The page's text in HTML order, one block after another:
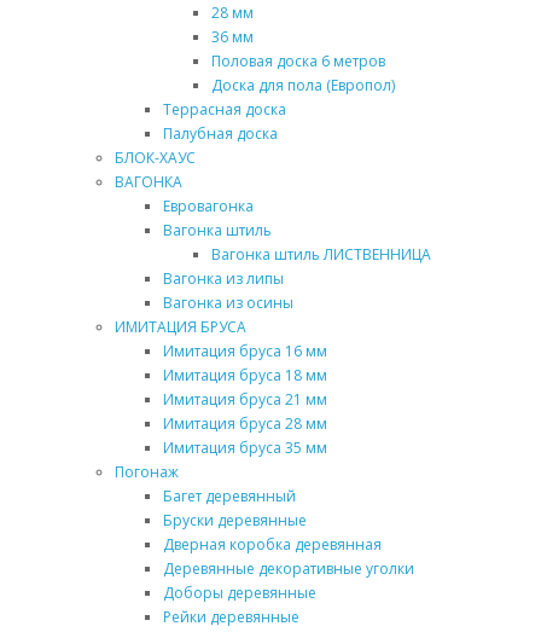
28 мм
36 мм
Половая доска 6 метров
Доска для пола (Европол)
Террасная доска
Палубная доска
БЛОК-ХАУС
ВАГОНКА
Евровагонка
Вагонка штиль
Вагонка штиль ЛИСТВЕННИЦА
Вагонка из липы
Вагонка из осины
ИМИТАЦИЯ БРУСА
Имитация бруса 16 мм
Имитация бруса 18 мм
Имитация бруса 21 мм
Имитация бруса 28 мм
Имитация бруса 35 мм
Погонаж
Багет деревянный
Бруски деревянные
Дверная коробка деревянная
Деревянные декоративные уголки
Доборы деревянные
Рейки деревянные